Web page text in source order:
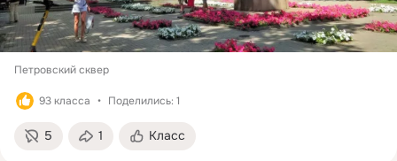
Петровский сквер
93 класса Поделились: 1
5 1 Класс